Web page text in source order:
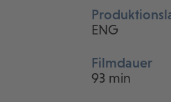
ENG
Filmdauer
93 min